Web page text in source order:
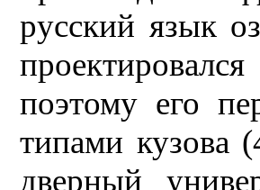
русский язык
поэтому его
типами кузова
дверный